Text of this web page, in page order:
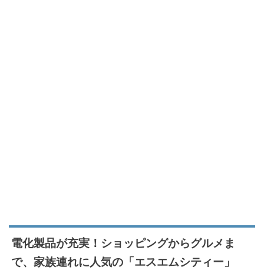
電化製品が充実！ショッピングからグルメま
で、家族連れに人気の「エスエムシティー」